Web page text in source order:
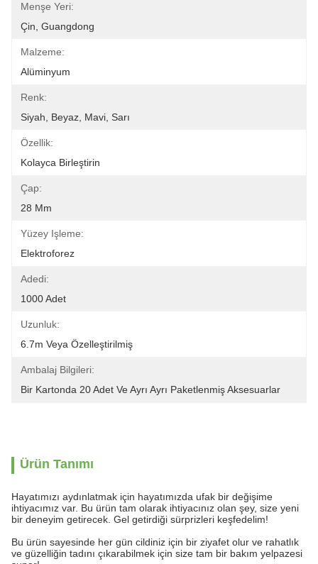
Menşe Yeri:
Çin, Guangdong
Malzeme:
Alüminyum
Renk:
Siyah, Beyaz, Mavi, Sarı
Özellik:
Kolayca Birleştirin
Çap:
28 Mm
Yüzey Işleme:
Elektroforez
Adedi:
1000 Adet
Uzunluk:
6.7m Veya Özelleştirilmiş
Ambalaj Bilgileri:
Bir Kartonda 20 Adet Ve Ayrı Ayrı Paketlenmiş Aksesuarlar
Ürün Tanımı
Hayatımızı aydınlatmak için hayatımızda ufak bir değişime
ihtiyacımız var. Bu ürün tam olarak ihtiyacınız olan şey, size yeni
bir deneyim getirecek. Gel getirdiği sürprizleri keşfedelim!
Bu ürün sayesinde her gün cildiniz için bir ziyafet olur ve rahatlık
ve güzelliğin tadını çıkarabilmek için size tam bir bakım yelpazesi